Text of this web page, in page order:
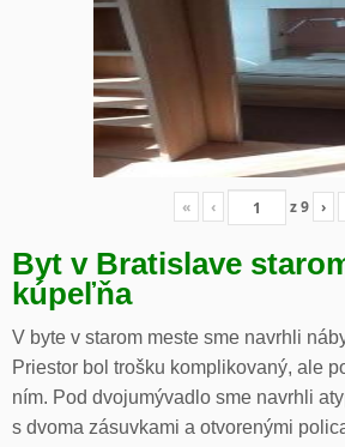
« ‹ z9 ›
Byt v Bratislave
kúpeľňa
V byte v starom meste sme navrhli
Priestor bol trošku komplikovaný, ale
ním. Pod dvojumývadlo sme navrhli
s dvoma zásuvkami a otvorenými